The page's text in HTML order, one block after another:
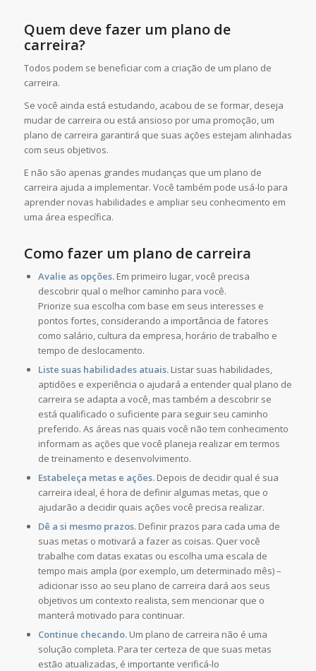
Quem deve fazer um plano de
carreira?
Todos podem se beneficiar com a criação de um plano de
carreira.
Se você ainda está estudando, acabou de se formar, deseja
mudar de carreira ou está ansioso por uma promoção, um
plano de carreira garantirá que suas ações estejam alinhadas
com seus objetivos.
E não são apenas grandes mudanças que um plano de
carreira ajuda a implementar. Você também pode usá-lo para
aprender novas habilidades e ampliar seu conhecimento em
uma área específica.
Como fazer um plano de carreira
Avalie as opções. Em primeiro lugar, você precisa
descobrir qual o melhor caminho para você.
Priorize sua escolha com base em seus interesses e
pontos fortes, considerando a importância de fatores
como salário, cultura da empresa, horário de trabalho e
tempo de deslocamento.
Liste suas habilidades atuais. Listar suas habilidades,
aptidões e experiência o ajudará a entender qual plano de
carreira se adapta a você, mas também a descobrir se
está qualificado o suficiente para seguir seu caminho
preferido. As áreas nas quais você não tem conhecimento
informam as ações que você planeja realizar em termos
de treinamento e desenvolvimento.
Estabeleça metas e ações. Depois de decidir qual é sua
carreira ideal, é hora de definir algumas metas, que o
ajudarão a decidir quais ações você precisa realizar.
Dê a si mesmo prazos. Definir prazos para cada uma de
suas metas o motivará a fazer as coisas. Quer você
trabalhe com datas exatas ou escolha uma escala de
tempo mais ampla (por exemplo, um determinado mês) –
adicionar isso ao seu plano de carreira dará aos seus
objetivos um contexto realista, sem mencionar que o
manterá motivado para continuar.
Continue checando. Um plano de carreira não é uma
solução completa. Para ter certeza de que suas metas
estão atualizadas, é importante verificá-lo